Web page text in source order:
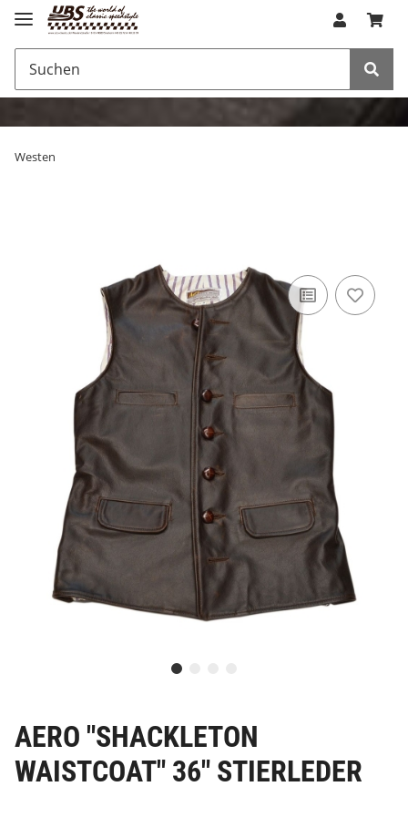
Westen
AERO "SHACKLETON
WAISTCOAT" 36" STIERLEDER